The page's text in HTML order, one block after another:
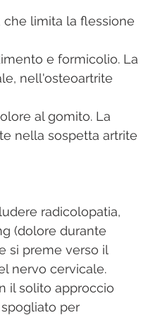
che limita la flessione
e formicolio. La
nell'osteoartrite
al gomito. La
nella sospetta artrite
radicolopatia,
(dolore durante
si preme verso il
nervo cervicale.
il solito approccio
per